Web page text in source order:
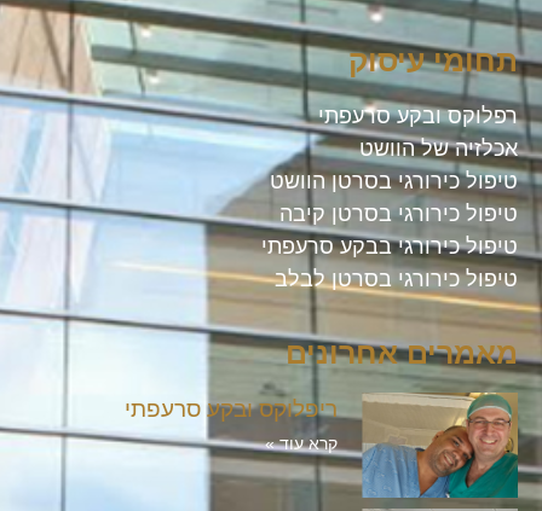
תחומי עיסוק
רפלוקס ובקע סרעפתי
אכלזיה של הוושט
טיפול כירורגי בסרטן הוושט
טיפול כירורגי בסרטן קיבה
טיפול כירורגי בבקע סרעפתי
טיפול כירורגי בסרטן לבלב
מאמרים אחרונים
ריפלוקס ובקע סרעפתי
קרא עוד »